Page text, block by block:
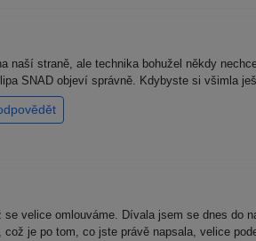
naší straně, ale technika bohužel někdy
SNAD objeví správně. Kdybyste si všimla
velice omlouváme. Dívala jsem se dnes do
je po tom, co jste právě napsala, velice